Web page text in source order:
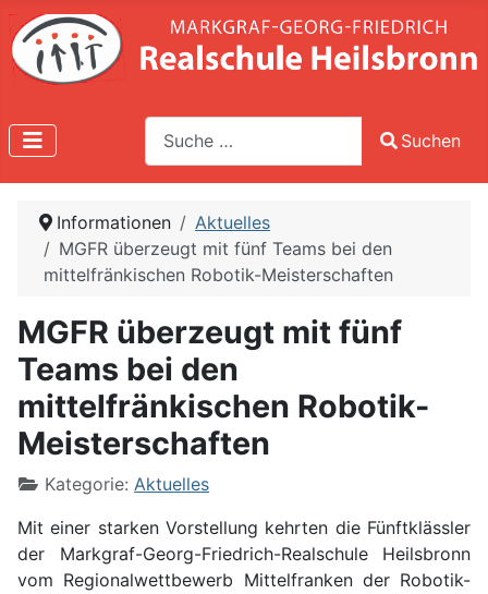
Suche
Type 2 or more characters for results.
Suchen
Informationen
Aktuelles
MGFR überzeugt mit fünf Teams bei den
mittelfränkischen Robotik-Meisterschaften
MGFR überzeugt mit fünf
Teams bei den
mittelfränkischen Robotik-
Meisterschaften
Kategorie: Aktuelles
Mit einer starken Vorstellung kehrten die Fünftklässler
der Markgraf-Georg-Friedrich-Realschule Heilsbronn
vom Regionalwettbewerb Mittelfranken der Robotik-